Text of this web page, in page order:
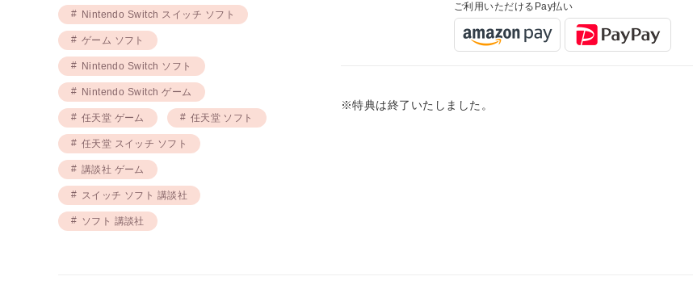
ご利用いただけるPay払い
※特典は終了いたしました。
Nintendo Switch スイッチ ソフト
ゲーム ソフト
Nintendo Switch ソフト
Nintendo Switch ゲーム
任天堂 ゲーム 任天堂 ソフト
任天堂 スイッチ ソフト
講談社 ゲーム
スイッチ ソフト 講談社
ソフト 講談社